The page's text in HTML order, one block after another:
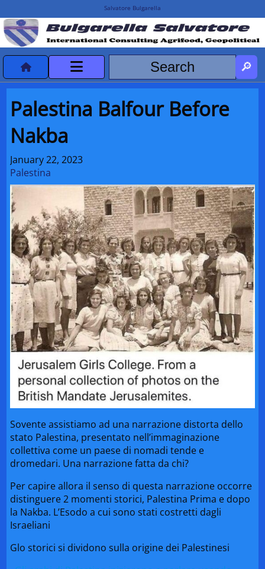
Salvatore Bulgarella
HOME
DeclassificatiNC
Turismo Progetti
Projects Missions
Palestina Balfour Before
Nakba
January 22, 2023
Palestina
Sovente assistiamo ad una narrazione distorta dello
stato Palestina, presentato nell’immaginazione
collettiva come un paese di nomadi tende e
dromedari. Una narrazione fatta da chi?
Per capire allora il senso di questa narrazione occorre
distinguere 2 momenti storici, Palestina Prima e dopo
la Nakba. L’Esodo a cui sono stati costretti dagli
Israeliani
Glo storici si dividono sulla origine dei Palestinesi